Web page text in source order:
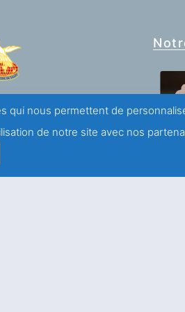
François de Sales
spiritualité salésienne
qui nous permettent de
de notre site avec nos